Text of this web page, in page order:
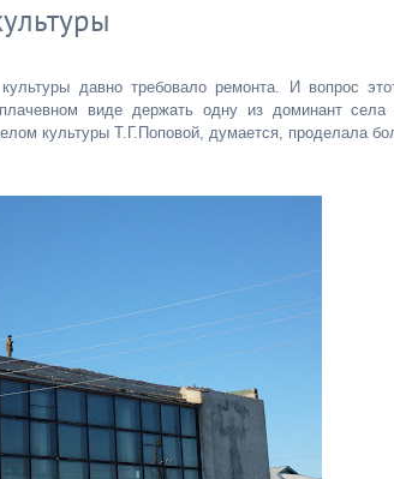
давно требовало ремонта. И вопрос
виде держать одну из доминант
культуры Т.Г.Поповой, думается, проделала